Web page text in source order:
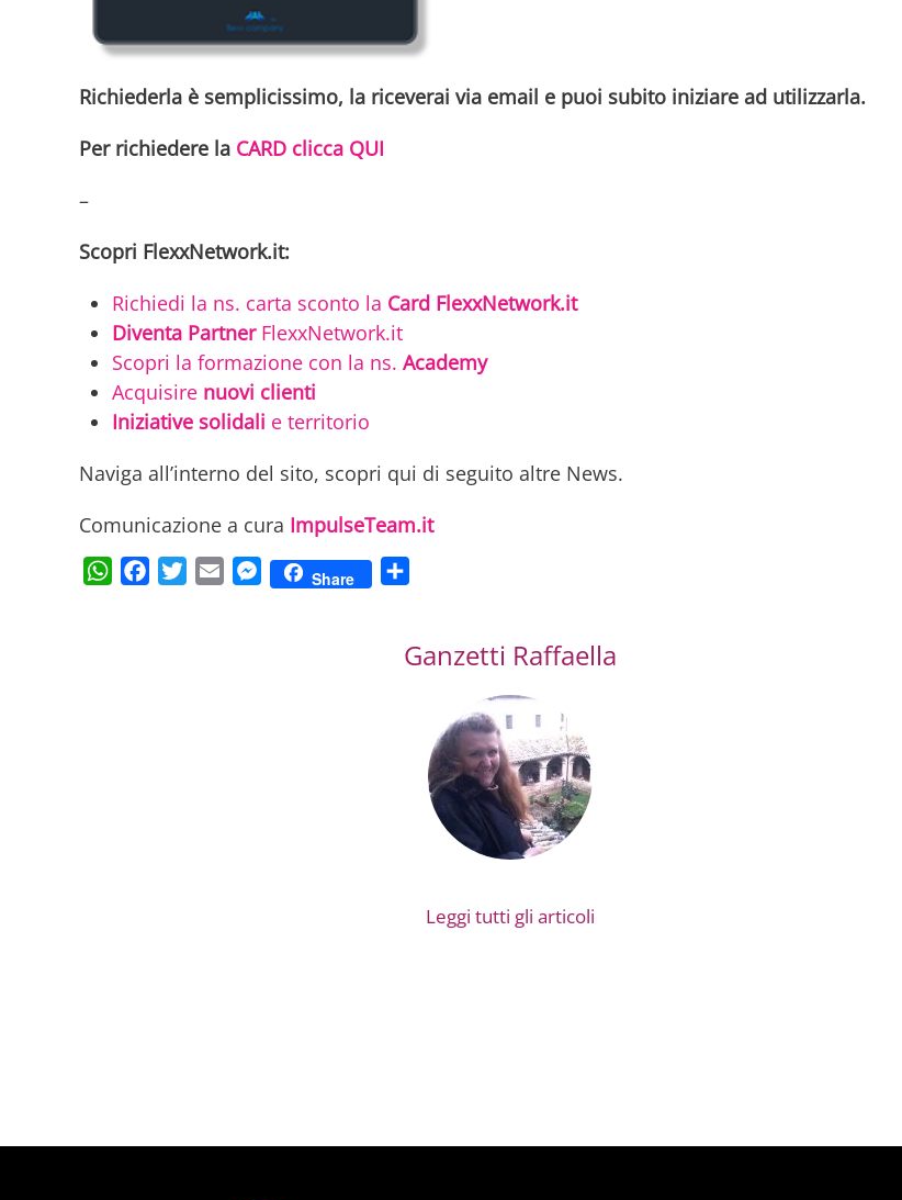
Richiederla è semplicissimo, la riceverai via email e puoi subito iniziare ad utilizzarla.
Per richiedere la CARD clicca QUI
–
Scopri FlexxNetwork.it:
Richiedi la ns. carta sconto la Card FlexxNetwork.it
Diventa Partner FlexxNetwork.it
Scopri la formazione con la ns. Academy
Acquisire nuovi clienti
Iniziative solidali e territorio
Naviga all’interno del sito, scopri qui di seguito altre News.
Comunicazione a cura ImpulseTeam.it
WhatsAppFacebookTwitterEmail Messenger
Share
Ganzetti Raffaella
Leggi tutti gli articoli